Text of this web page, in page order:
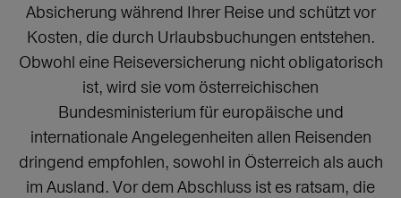
Absicherung während Ihrer Reise und schützt vor
Kosten, die durch Urlaubsbuchungen entstehen.
Obwohl eine Reiseversicherung nicht obligatorisch
ist, wird sie vom österreichischen
Bundesministerium für europäische und
internationale Angelegenheiten allen Reisenden
dringend empfohlen, sowohl in Österreich als auch
im Ausland. Vor dem Abschluss ist es ratsam, die